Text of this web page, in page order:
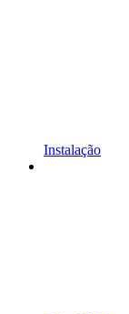
Instalação